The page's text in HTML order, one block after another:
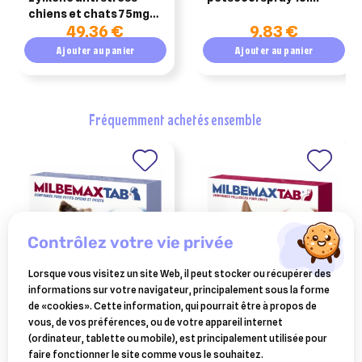
chiens et chats 75mg
(1-10kg) - 100 gellules
49,36 €
Ajouter au panier
9,83 €
Ajouter au panier
fréquemment achetés ensemble
ELANCO ANIMAL
milbemax tab chiots de 0,5
à 10kg (2 comprimés)
5,20 €
ELANCO ANIMAL
milbemax tab chats 2 kg et
plus 2 comprimés
15,20 €
contrôlez votre vie privée
Lorsque vous visitez un site Web, il peut stocker ou récupérer des
informations sur votre navigateur, principalement sous la forme
de «cookies». Cette information, qui pourrait être à propos de
vous, de vos préférences, ou de votre appareil internet
(ordinateur, tablette ou mobile), est principalement utilisée pour
faire fonctionner le site comme vous le souhaitez.